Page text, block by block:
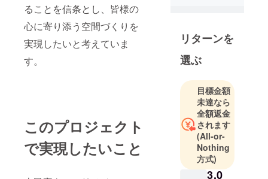
ることを信条とし、皆様の
心に寄り添う空間づくりを
実現したいと考えていま
す。
このプロジェクト
で実現したいこと
交通事故に
遭い、当た
り前だった
変わり、や
りたい時が
やり時だと
一念発起！
プロチョー
クアーティ
スト・ディ
リターンを
選ぶ
目標金額
未達なら
全額返金
されます
(All-or-
Nothing
方式)
3,0